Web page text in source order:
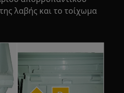
λαβής και το τοίχωμα